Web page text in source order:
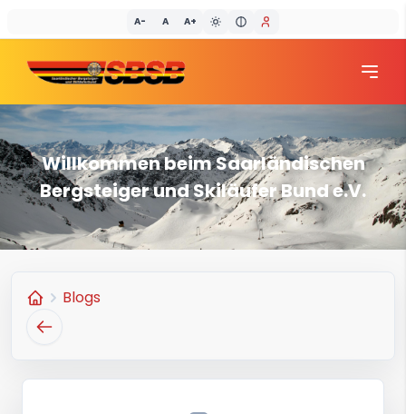
A- A A+
Willkommen beim Saarländischen
Bergsteiger und Skiläufer Bund e.V.
Home
Blogs